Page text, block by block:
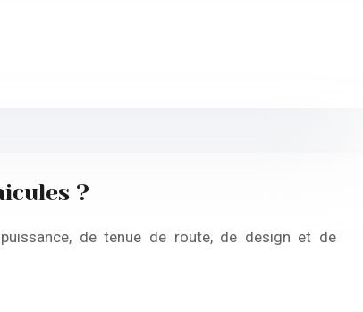
?
de tenue de route, de design et de